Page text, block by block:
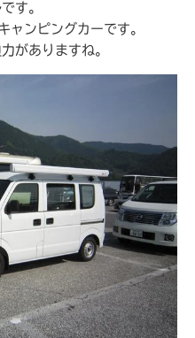
す。
ャンピングカーです。
がありますね。